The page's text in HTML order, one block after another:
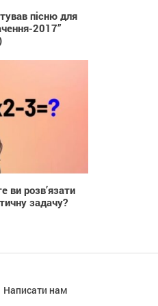
пісню для
2017”
ви розв’язати
задачу?
Написати нам